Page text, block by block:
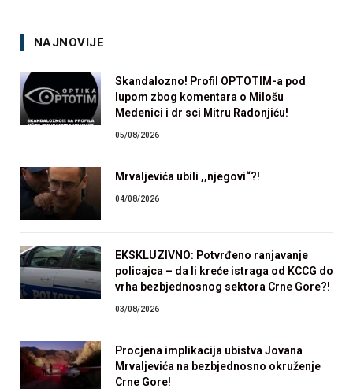
NAJNOVIJE
Skandalozno! Profil OPTOTIM-a pod
lupom zbog komentara o Milošu
Medenici i dr sci Mitru Radonjiću!
05/08/2026
Mrvaljevića ubili ,,njegovi“?!
04/08/2026
EKSKLUZIVNO: Potvrđeno ranjavanje
policajca – da li kreće istraga od KCCG do
vrha bezbjednosnog sektora Crne Gore?!
03/08/2026
Procjena implikacija ubistva Jovana
Mrvaljevića na bezbjednosno okruženje
Crne Gore!